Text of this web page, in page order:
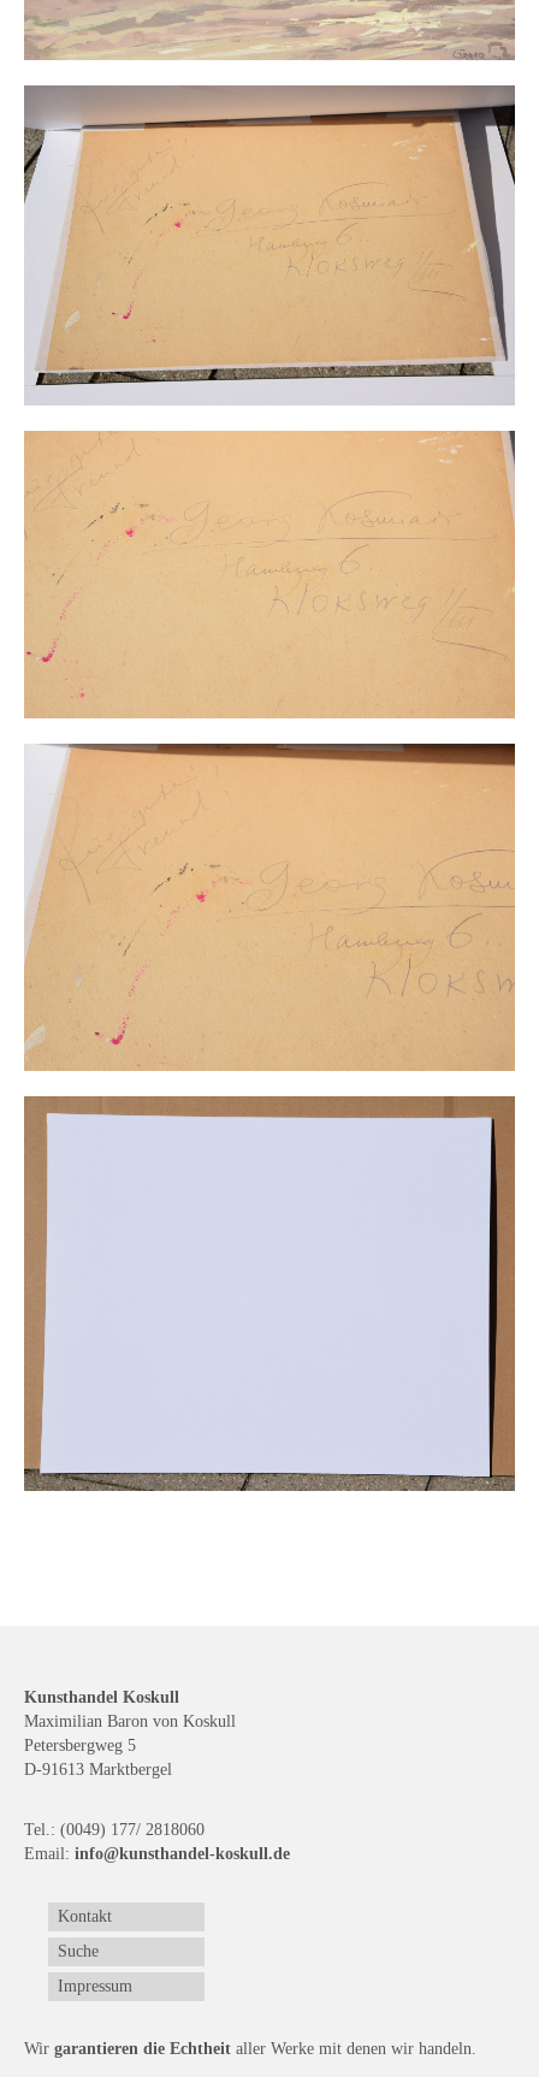
Kunsthandel Koskull
Maximilian Baron von Koskull
Petersbergweg 5
D-91613 Marktbergel
Tel.: (0049) 177/ 2818060
Email: info@kunsthandel-koskull.de
Kontakt
Suche
Impressum
Wir garantieren die Echtheit aller Werke mit denen wir handeln.